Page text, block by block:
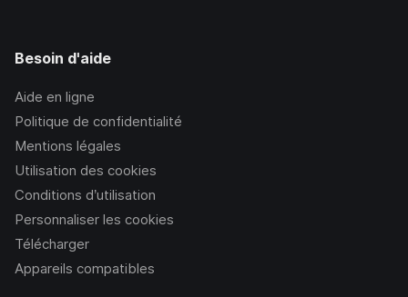
Besoin d'aide
Aide en ligne
Politique de confidentialité
Mentions légales
Utilisation des cookies
Conditions d’utilisation
Personnaliser les cookies
Télécharger
Appareils compatibles